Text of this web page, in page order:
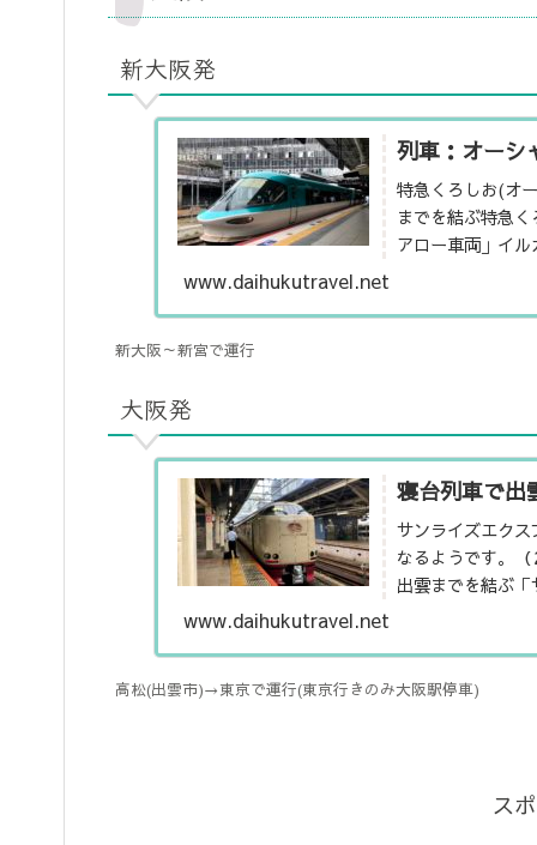
新大阪発
列車：オーシ
特急くろしお(オ
までを結ぶ特急
アロー車両」イ
www.daihukutravel.net
新大阪～新宮で運行
大阪発
寝台列車で出
サンライズエク
なるようです。
出雲までを結ぶ
www.daihukutravel.net
高松(出雲市)→東京で運行(東京行きのみ大阪駅停車)
ス